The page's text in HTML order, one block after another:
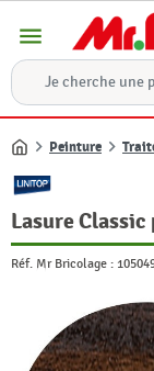
menu
Accueil
Peinture
Lasure Classic
Réf. Mr Bricolage :